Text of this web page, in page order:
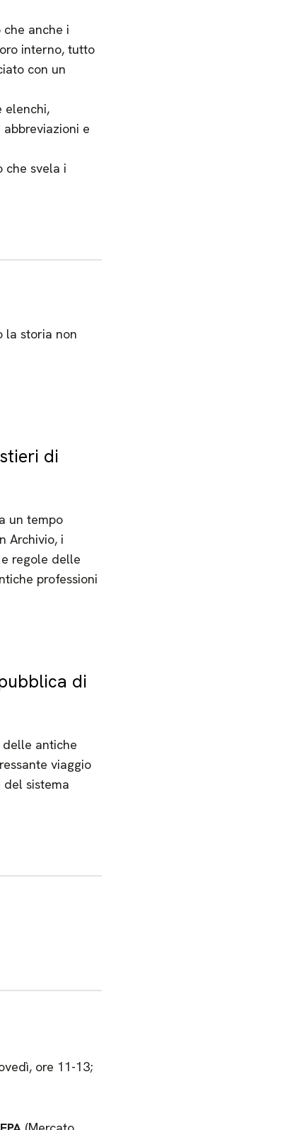
che anche i
interno, tutto
con un
elenchi,
e
che svela i
la storia non
di
un tempo
Archivio, i
regole delle
professioni
di
antiche
viaggio
del sistema
ore 11-13;